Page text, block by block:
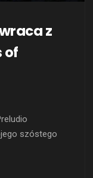
z
of
szóstego
a wydawcą